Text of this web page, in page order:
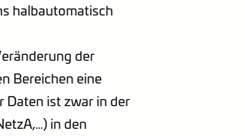
halbautomatisch
der
Bereichen eine
Daten ist zwar in der
in den